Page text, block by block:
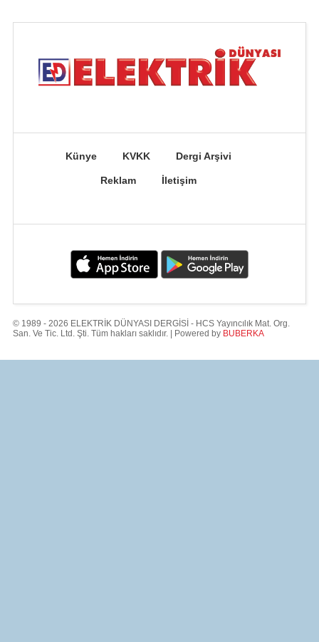
Künye KVKK Dergi Arşivi
Reklam İletişim
© 1989 - 2026 ELEKTRİK DÜNYASI DERGİSİ - HCS Yayıncılık Mat. Org.
San. Ve Tic. Ltd. Şti. Tüm hakları saklıdır. | Powered by BUBERKA